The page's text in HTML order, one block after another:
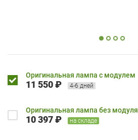
Оригинальная лампа с модулем
11 550 ₽ 4-6 дней
Оригинальная лампа без модуля
10 397 ₽ на складе